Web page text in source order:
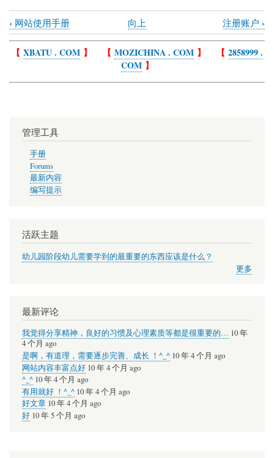
Book
traversal
for
‹ 网站使用手册 向上 注册账户 ›
【 XBATU . COM】 【 MOZICHINA . COM】 【 2858999 .
COM】
管理工具
手册
Forums
最新内容
编写提示
活跃主题
幼儿园阶段幼儿需要学到的最重要的东西应该是什么？
更多
最新评论
我觉得分享精神，良好的习惯及心理素质等都是很重要的… 10 年
4 个月 ago
是啊，有道理，需要逐步完善、成长 ！^_^ 10 年 4 个月 ago
网站内容丰富点好 10 年 4 个月 ago
^_^ 10 年 4 个月 ago
有用就好 ！^_^ 10 年 4 个月 ago
好文章 10 年 4 个月 ago
好 10 年 5 个月 ago